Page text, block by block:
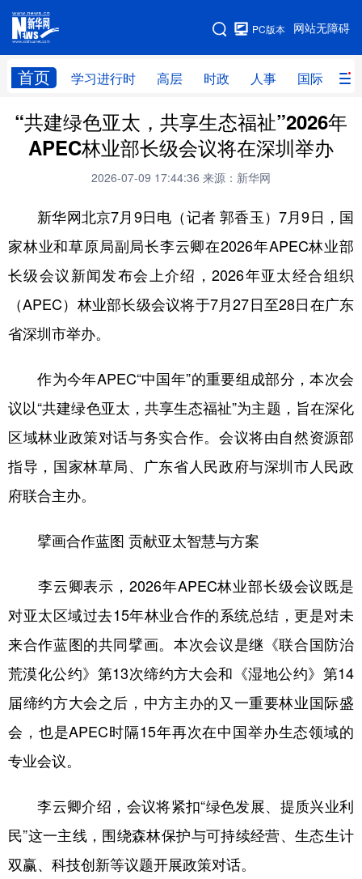
网站无障碍
PC版本
首页 学习进行时 高层 时政 人事 国际 财
网站地图
学习进行时 高层 时政 人事
国际 财经 网评 港澳
科技 科创 量子 体育
文化 军事
法律
彩票 娱乐 时尚 悦读
公益
地方频道
北京 天津 河北 山西
浙江 福建 江西
山东 河南 湖北 湖南
广东
陕西 甘肃 青海 宁夏
新疆 内蒙古 黑龙江
“共建绿色亚太，共享生态福祉”2026年
APEC林业部长级会议将在深圳举办
2026-07-09 17:44:36 来源：新华网
新华网北京7月9日电（记者 郭香玉）7月9日，国
家林业和草原局副局长李云卿在2026年APEC林业部
长级会议新闻发布会上介绍，2026年亚太经合组织
（APEC）林业部长级会议将于7月27日至28日在广东
省深圳市举办。
作为今年APEC“中国年”的重要组成部分，本次会
议以“共建绿色亚太，共享生态福祉”为主题，旨在深化
区域林业政策对话与务实合作。会议将由自然资源部
指导，国家林草局、广东省人民政府与深圳市人民政
府联合主办。
擘画合作蓝图 贡献亚太智慧与方案
李云卿表示，2026年APEC林业部长级会议既是
对亚太区域过去15年林业合作的系统总结，更是对未
来合作蓝图的共同擘画。本次会议是继《联合国防治
荒漠化公约》第13次缔约方大会和《湿地公约》第14
届缔约方大会之后，中方主办的又一重要林业国际盛
会，也是APEC时隔15年再次在中国举办生态领域的
专业会议。
李云卿介绍，会议将紧扣“绿色发展、提质兴业利
民”这一主线，围绕森林保护与可持续经营、生态生计
双赢、科技创新等议题开展政策对话。